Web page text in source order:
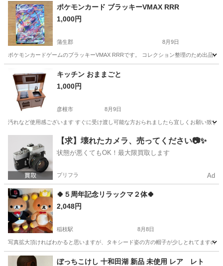
ポケモンカード ブラッキーVMAX RRR
1,000円
蒲生郡 8月9日
ポケモンカードゲームのブラッキーVMAX RRRです。 コレクション整理のため出品
カードゲーム
キッチン おままごと
1,000円
彦根市 8月9日
汚れなど使用感ございます すぐに受け渡し可能な方おられましたら宜しくお願い致し
おもちゃ
【求】壊れたカメラ、売ってください📷✨
状態が悪くてもOK！最大限買取します
プリフラ Ad
🍀５周年記念リラックマ２体🍀
2,048円
稲枝駅 8月8日
写真拡大頂ければわかると思いますが、タキシード姿の方の帽子が少しとれてますの
滋賀 彦根市 稲枝駅 おもちゃ リラックマ
ぼっちこけし 十和田湖 新品 未使用 レア レト